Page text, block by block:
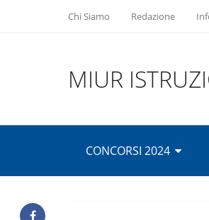
Chi Siamo Redazione
MIUR
CONCORSI 2024